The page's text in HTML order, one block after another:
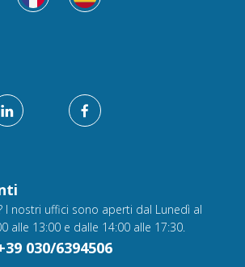
I nostri uffici sono aperti dal Lunedì al
alle 13:00 e dalle 14:00 alle 17:30.
030/6394506